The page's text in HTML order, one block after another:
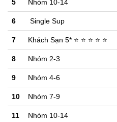
5 Nhóm 10-14
6 Single Sup
7 Khách Sạn 5* ⭐ ⭐ ⭐ ⭐ ⭐
8 Nhóm 2-3
9 Nhóm 4-6
10 Nhóm 7-9
11 Nhóm 10-14